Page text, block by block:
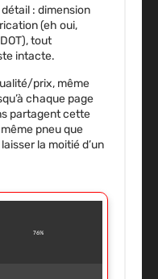
détail : dimension
(eh oui,
tout
intacte.
prix, même
chaque page
partagent cette
pneu que
la moitié d’un
76%